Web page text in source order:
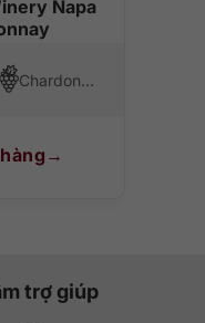
Napa
Chardonnay
trợ giúp